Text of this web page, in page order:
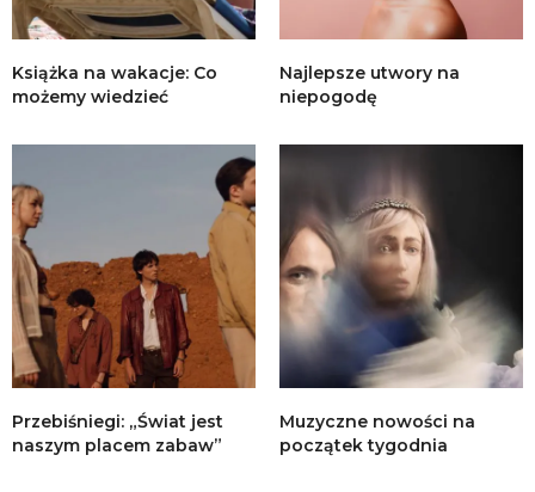
Książka na wakacje: Co
możemy wiedzieć
Najlepsze utwory na
niepogodę
Przebiśniegi: „Świat jest
naszym placem zabaw”
Muzyczne nowości na
początek tygodnia